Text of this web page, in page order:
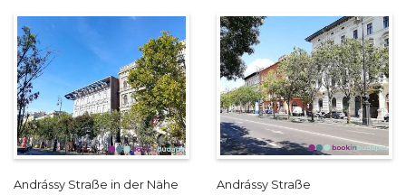
Andrássy Straße in der Nähe
Andrássy Straße